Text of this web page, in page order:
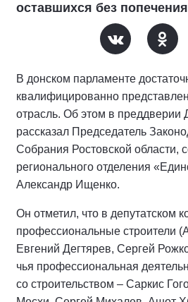
оставшихся без
В донском парламенте
квалифицированно
отрасль. Об этом в преддверии
рассказал Председатель
Собрания Ростовской области,
регионального отделения
Александр Ищенко.
Он отметил, что в депутатском
профессиональные строители
Евгений Дегтярев, Сергей
чья профессиональная
со строительством – Саркис